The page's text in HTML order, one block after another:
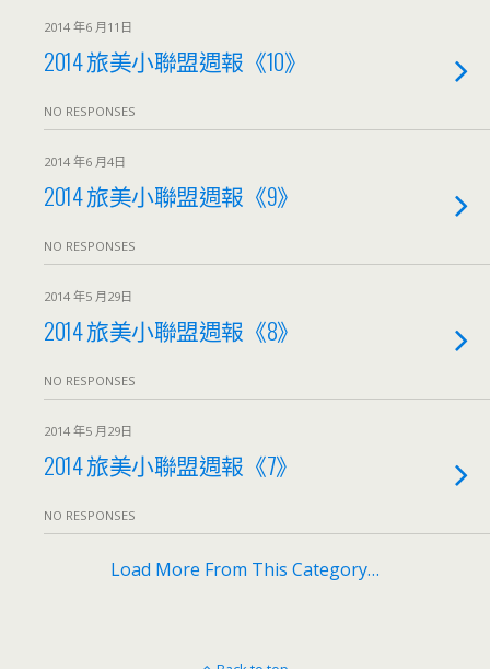
2014 年6 月11日
2014 旅美小聯盟週報《10》
NO RESPONSES
2014 年6 月4日
2014 旅美小聯盟週報《9》
NO RESPONSES
2014 年5 月29日
2014 旅美小聯盟週報《8》
NO RESPONSES
2014 年5 月29日
2014 旅美小聯盟週報《7》
NO RESPONSES
Load More From This Category…